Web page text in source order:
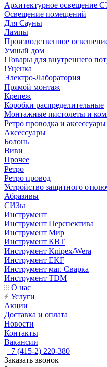
Архитектурное освещение
Освещение помещений
Для Сауны
Лампы
Производственное
Умный дом
!Товары для внутреннего
!Уценка
Электро-Лаборатория
Прямой монтаж
Крепеж
Коробки распределительные
Монтажные пистолеты и
Ретро проводка и аксессуары
Аксессуары
Болонь
Виви
Прочее
Ретро
Ретро провод
Устройство защитного
Абразивы
СИЗы
Инструмент
Инструмент Перспектива
Инструмент Мир
Инструмент КВТ
Инструмент Knipex/Wera
Инструмент EKF
Инструмент маг. Сварка
Инструмент TDM
О нас
Услуги
Акции
Доставка и оплата
Новости
Контакты
Вакансии
+7 (415-2) 220-380
Заказать звонок